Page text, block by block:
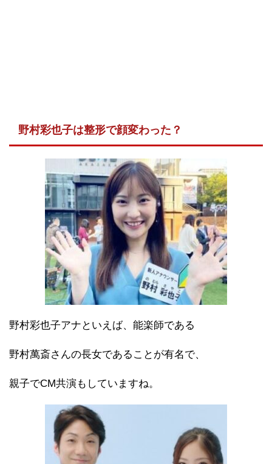
野村彩也子は整形で顔変わった？
野村彩也子アナといえば、能楽師である
野村萬斎さんの長女であることが有名で、
親子でCM共演もしていますね。